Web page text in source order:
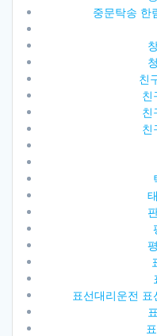
중문탁송 한
친
친
친
친
표선대리운전